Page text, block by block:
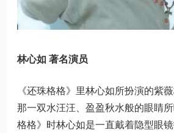
林心如 著名演员
《还珠格格》里林心如所扮演的紫
那一双水汪汪、盈盈秋水般的眼睛
格格》时林心如是一直戴着隐型眼